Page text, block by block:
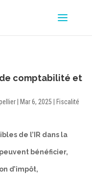
de comptabilité et
Mar 6, 2025 Fiscalité
de l’IR dans la
bénéficier,
d’impôt,